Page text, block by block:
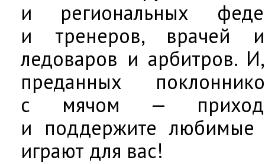
и региональных
и тренеров, врачей и
ледоваров и арбитров.
преданных
с мячом —
и поддержите
играют для вас!